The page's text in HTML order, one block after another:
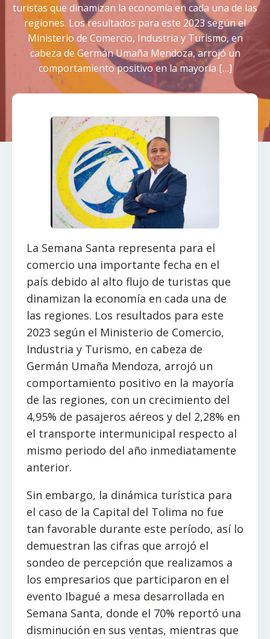
turistas que dinamizan la economía en cada una de las
regiones. Los resultados para este 2023 según el
Ministerio de Comercio, Industria y Turismo, en
cabeza de Germán Umaña Mendoza, arrojó un
comportamiento positivo en la mayoría […]
La Semana Santa representa para el
comercio una importante fecha en el
país debido al alto flujo de turistas que
dinamizan la economía en cada una de
las regiones. Los resultados para este
2023 según el Ministerio de Comercio,
Industria y Turismo, en cabeza de
Germán Umaña Mendoza, arrojó un
comportamiento positivo en la mayoría
de las regiones, con un crecimiento del
4,95% de pasajeros aéreos y del 2,28% en
el transporte intermunicipal respecto al
mismo periodo del año inmediatamente
anterior.
Sin embargo, la dinámica turística para
el caso de la Capital del Tolima no fue
tan favorable durante este período, así lo
demuestran las cifras que arrojó el
sondeo de percepción que realizamos a
los empresarios que participaron en el
evento Ibagué a mesa desarrollada en
Semana Santa, donde el 70% reportó una
disminución en sus ventas, mientras que